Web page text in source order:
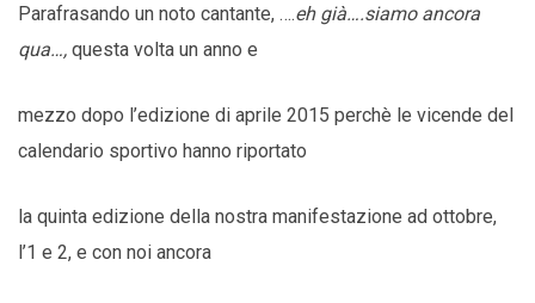
Parafrasando un noto cantante, ….eh già….siamo ancora
qua…, questa volta un anno e
mezzo dopo l’edizione di aprile 2015 perchè le vicende del
calendario sportivo hanno riportato
la quinta edizione della nostra manifestazione ad ottobre,
l’1 e 2, e con noi ancora